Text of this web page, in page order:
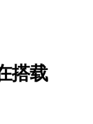
搭载